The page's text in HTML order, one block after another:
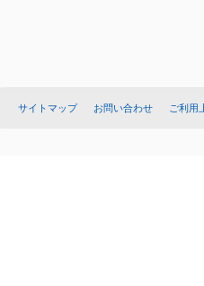
サイトマップ お問い合わせ ご利用